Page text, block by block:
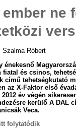
ne
Szalma Róbert
énekesnő
fiatal és csinos,
című tehetségkutató
az X-Faktor első
2012 év végén
kerülő A DAL
Veca.
folytatódik